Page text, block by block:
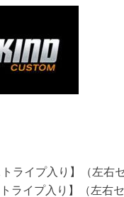
ライプ入り】（左右
ライプ入り】（左右